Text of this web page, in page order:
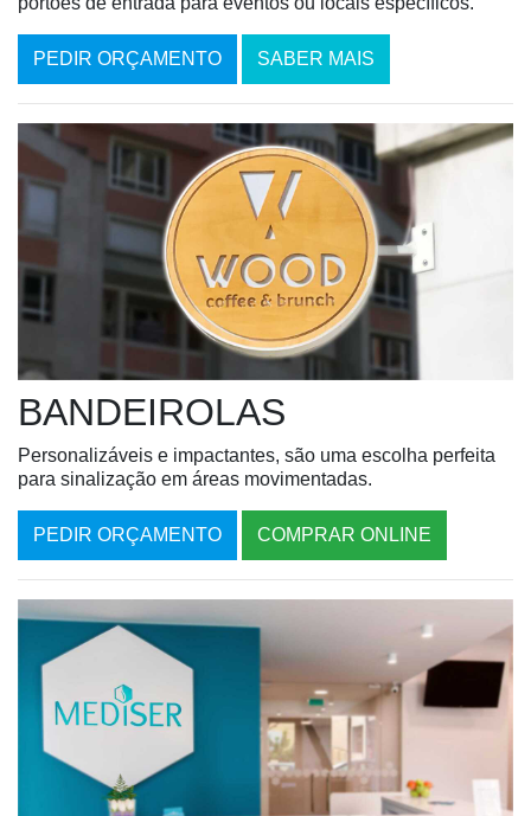
PEDIR ORÇAMENTO SABER MAIS
BANDEIROLAS
Personalizáveis e impactantes, são uma escolha perfeita
para sinalização em áreas movimentadas.
PEDIR ORÇAMENTO COMPRAR ONLINE